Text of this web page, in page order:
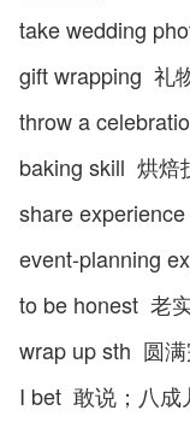
take wedding
gift wrapping 礼
throw a
baking skill 烘焙
share
event-planning
to be honest 老
wrap up sth 圆满
I bet 敢说；八成